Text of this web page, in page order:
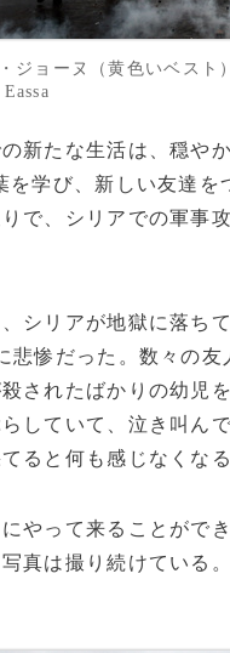
ジョーヌ（黄色いベスト
新たな生活は、穏や
学び、新しい友達
りで、シリアでの軍事
シリアが地獄に落ち
悲惨だった。数々の
されたばかりの幼児
していて、泣き叫ん
ると何も感じなくな
やって来ることがで
真は撮り続けている